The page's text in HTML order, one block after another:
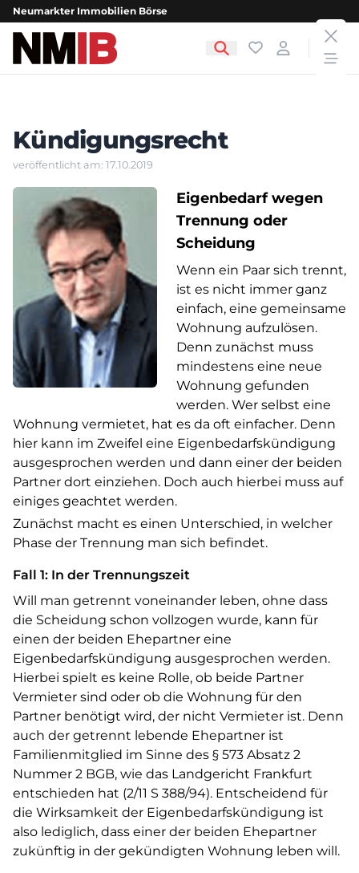
Neumarkter Immobilien Börse
NMIB - Neumarkter Immobilien BörseFavoriten
Login
Kündigungsrecht
veröffentlicht am: 17.10.2019
Eigenbedarf wegen
Trennung oder
Scheidung
Wenn ein Paar sich trennt,
ist es nicht immer ganz
einfach, eine gemeinsame
Wohnung aufzulösen.
Denn zunächst muss
mindestens eine neue
Wohnung gefunden
werden. Wer selbst eine
Wohnung vermietet, hat es da oft einfacher. Denn
hier kann im Zweifel eine Eigenbedarfskündigung
ausgesprochen werden und dann einer der beiden
Partner dort einziehen. Doch auch hierbei muss auf
einiges geachtet werden.
Zunächst macht es einen Unterschied, in welcher
Phase der Trennung man sich befindet.
Fall 1: In der Trennungszeit
Will man getrennt voneinander leben, ohne dass
die Scheidung schon vollzogen wurde, kann für
einen der beiden Ehepartner eine
Eigenbedarfskündigung ausgesprochen werden.
Hierbei spielt es keine Rolle, ob beide Partner
Vermieter sind oder ob die Wohnung für den
Partner benötigt wird, der nicht Vermieter ist. Denn
auch der getrennt lebende Ehepartner ist
Familienmitglied im Sinne des § 573 Absatz 2
Nummer 2 BGB, wie das Landgericht Frankfurt
entschieden hat (2/11 S 388/94). Entscheidend für
die Wirksamkeit der Eigenbedarfskündigung ist
also lediglich, dass einer der beiden Ehepartner
zukünftig in der gekündigten Wohnung leben will.